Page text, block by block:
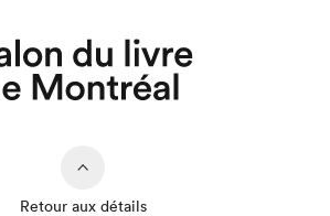
Retour aux détails